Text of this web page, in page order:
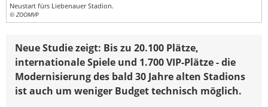
Neustart fürs Liebenauer Stadion.
© ZOOMVP
Neue Studie zeigt: Bis zu 20.100 Plätze,
internationale Spiele und 1.700 VIP-Plätze - die
Modernisierung des bald 30 Jahre alten Stadions
ist auch um weniger Budget technisch möglich.